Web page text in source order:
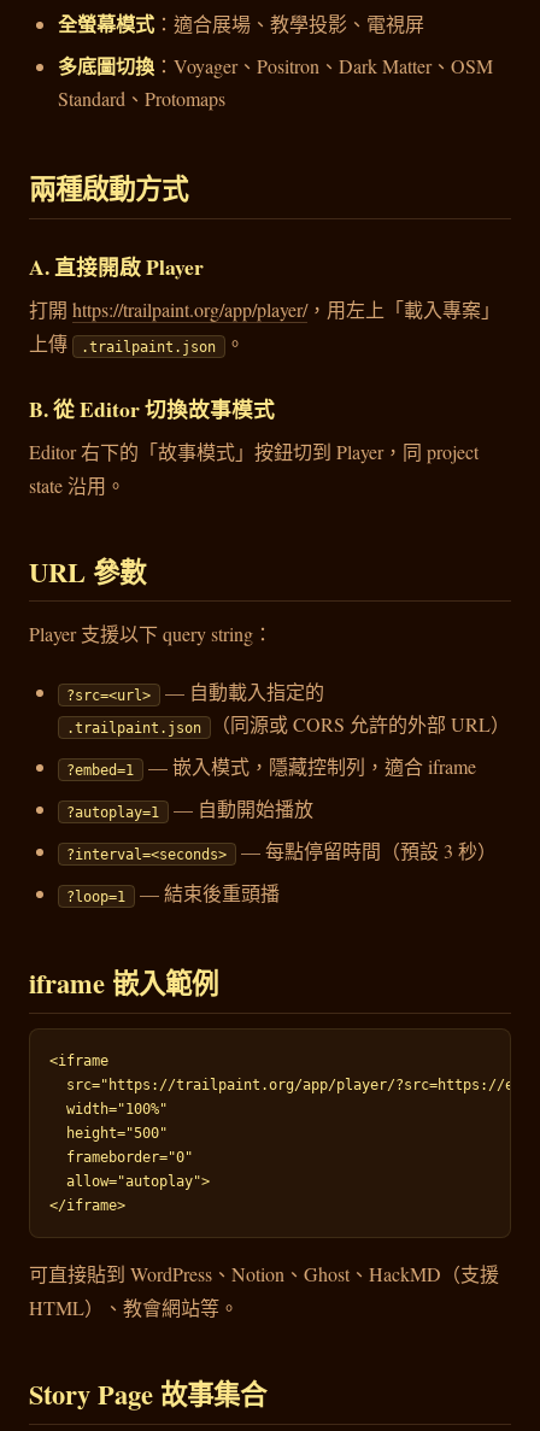
全螢幕模式 ：適合展場、教學投影、電視屏
多底圖切換 ：Voyager、Positron、Dark Matter、OSM
Standard、Protomaps
兩種啟動方式
A. 直接開啟 Player
打開 https://trailpaint.org/app/player/，用左上「載入專案」
上傳
.trailpaint.json 。
B. 從 Editor 切換故事模式
Editor 右下的「故事模式」按鈕切到 Player，同 project
state 沿用。
URL 參數
Player 支援以下 query string：
?src=<url> — 自動載入指定的
.trailpaint.json （同源或 CORS 允許的外部 URL）
?embed=1 — 嵌入模式，隱藏控制列，適合 iframe
?autoplay=1 — 自動開始播放
?interval=<seconds> — 每點停留時間（預設 3 秒）
?loop=1 — 結束後重頭播
iframe 嵌入範例
<iframe
src="https://trailpaint.org/app/player/?src=https://
  width="100%"
  height="500"
  frameborder="0"
  allow="autoplay">
</iframe>
可直接貼到 WordPress、Notion、Ghost、HackMD（支援
HTML）、教會網站等。
Story Page 故事集合